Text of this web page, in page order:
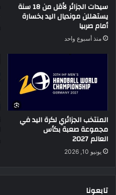
سيدات الجزائر لأقل من 18 سنة
يستهللن مونديال اليد بخسارة
أمام صربيا
منذ أسبوع واحد
المنتخب الجزائري لكرة اليد في
مجموعة صعبة بكأس
العالم 2027
يونيو 10, 2026
تابعونا